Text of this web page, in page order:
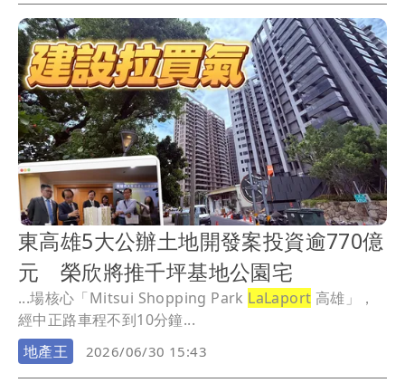
東高雄5大公辦土地開發案投資逾770億
元 榮欣將推千坪基地公園宅
...場核心「Mitsui Shopping Park LaLaport 高雄」，
經中正路車程不到10分鐘...
地產王
2026/06/30 15:43